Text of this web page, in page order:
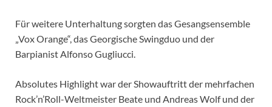
Für weitere Unterhaltung sorgten das Gesangsensemble
„Vox Orange“, das Georgische Swingduo und der
Barpianist Alfonso Gugliucci.
Absolutes Highlight war der Showauftritt der mehrfachen
Rock’n’Roll-Weltmeister Beate und Andreas Wolf und der